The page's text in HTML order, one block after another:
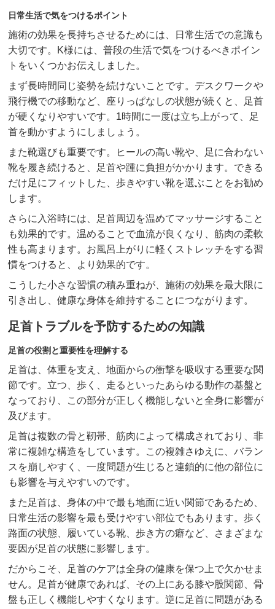
日常生活で気をつけるポイント
施術の効果を長持ちさせるためには、日常生活での意識も
大切です。K様には、普段の生活で気をつけるべきポイン
トをいくつかお伝えしました。
まず長時間同じ姿勢を続けないことです。デスクワークや
飛行機での移動など、座りっぱなしの状態が続くと、足首
が硬くなりやすいです。1時間に一度は立ち上がって、足
首を動かすようにしましょう。
また靴選びも重要です。ヒールの高い靴や、足に合わない
靴を履き続けると、足首や踵に負担がかかります。できる
だけ足にフィットした、歩きやすい靴を選ぶことをお勧め
します。
さらに入浴時には、足首周辺を温めてマッサージすること
も効果的です。温めることで血流が良くなり、筋肉の柔軟
性も高まります。お風呂上がりに軽くストレッチをする習
慣をつけると、より効果的です。
こうした小さな習慣の積み重ねが、施術の効果を最大限に
引き出し、健康な身体を維持することにつながります。
足首トラブルを予防するための知識
足首の役割と重要性を理解する
足首は、体重を支え、地面からの衝撃を吸収する重要な関
節です。立つ、歩く、走るといったあらゆる動作の基盤と
なっており、この部分が正しく機能しないと全身に影響が
及びます。
足首は複数の骨と靭帯、筋肉によって構成されており、非
常に複雑な構造をしています。この複雑さゆえに、バラン
スを崩しやすく、一度問題が生じると連鎖的に他の部位に
も影響を与えやすいのです。
また足首は、身体の中で最も地面に近い関節であるため、
日常生活の影響を最も受けやすい部位でもあります。歩く
路面の状態、履いている靴、歩き方の癖など、さまざまな
要因が足首の状態に影響します。
だからこそ、足首のケアは全身の健康を保つ上で欠かせま
せん。足首が健康であれば、その上にある膝や股関節、骨
盤も正しく機能しやすくなります。逆に足首に問題がある